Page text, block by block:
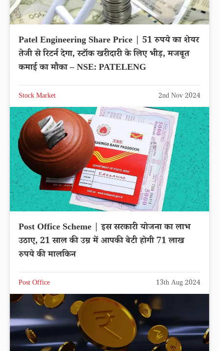
Patel Engineering Share Price | 51 रुपये का शेयर
तेजी से रिटर्न देगा, स्टॉक खरीदारी के लिए भीड़, मजबूत
कमाई का मौका – NSE: PATELENG
Stock Market 2nd Nov 2024
Post Office Scheme | इस सरकारी योजना का लाभ
उठाए, 21 साल की उम्र में आपकी बेटी होगी 71 लाख
रुपये की मालकिन
Post Office 13th Aug 2024